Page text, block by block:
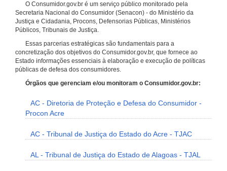
O Consumidor.gov.br é um serviço público monitorado pela
Secretaria Nacional do Consumidor (Senacon) - do Ministério da
Justiça e Cidadania, Procons, Defensorias Públicas, Ministérios
Públicos, Tribunais de Justiça.
Essas parcerias estratégicas são fundamentais para a
concretização dos objetivos do Consumidor.gov.br, que fornece ao
Estado informações essenciais à elaboração e execução de políticas
públicas de defesa dos consumidores.
Órgãos que gerenciam e/ou monitoram o Consumidor.gov.br:
AC - Diretoria de Proteção e Defesa do Consumidor -
Procon Acre
AC - Tribunal de Justiça do Estado do Acre - TJAC
AL - Tribunal de Justiça do Estado de Alagoas - TJAL